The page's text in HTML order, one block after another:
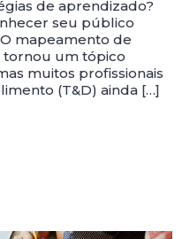
de aprendizado?
seu público
mapeamento de
tornou um tópico
muitos profissionais
(T&D) ainda […]